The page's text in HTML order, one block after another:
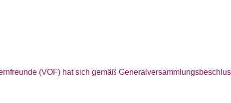
(VOF) hat sich gemäß